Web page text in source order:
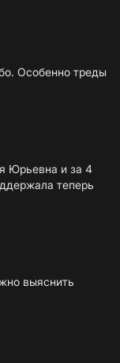
Особенно треды
Юрьевна и за 4
теперь
выяснить